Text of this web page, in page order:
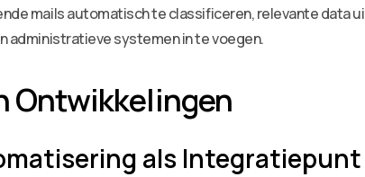
mails automatisch te classificeren, relevante
administratieve systemen in te voegen.
Ontwikkelingen
als Integratiepunt